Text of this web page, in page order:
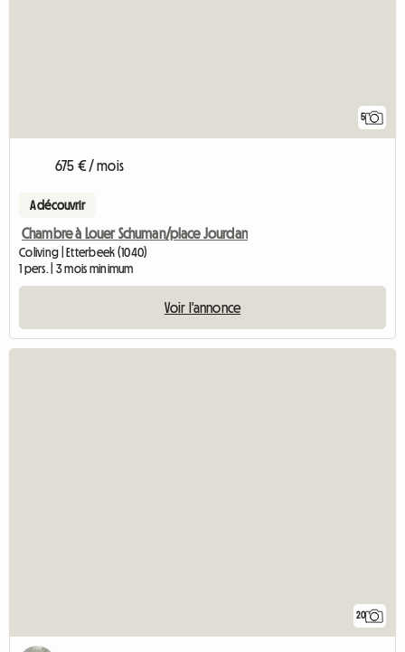
5
675 € / mois
A découvrir
Chambre à Louer Schuman/place Jourdan
Coliving | Etterbeek (1040)
1 pers. | 3 mois minimum
Voir l'annonce
20